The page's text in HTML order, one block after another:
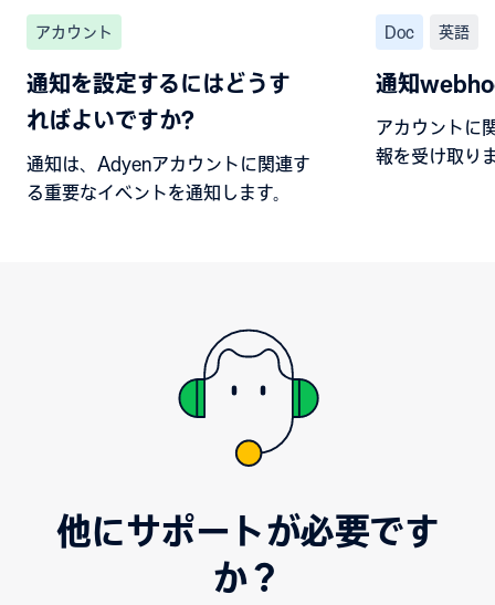
アカウント
通知を設定するにはどうす
ればよいですか?
通知は、Adyenアカウントに関連す
る重要なイベントを通知します。
Doc 英語
通知
アカウントに
報を受け取り
他にサポートが必要です
か？